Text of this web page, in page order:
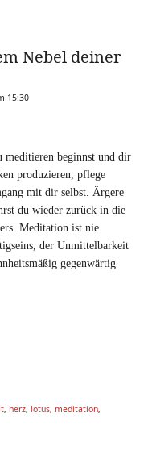
Nebel deiner
15:30
beginnst und dir
produzieren, pflege
mit dir selbst. Ärgere
du wieder zurück in die
Meditation ist nie
der Unmittelbarkeit
gegenwärtig
, herz, lotus, meditation,